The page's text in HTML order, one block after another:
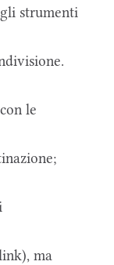
strumenti
le
ma